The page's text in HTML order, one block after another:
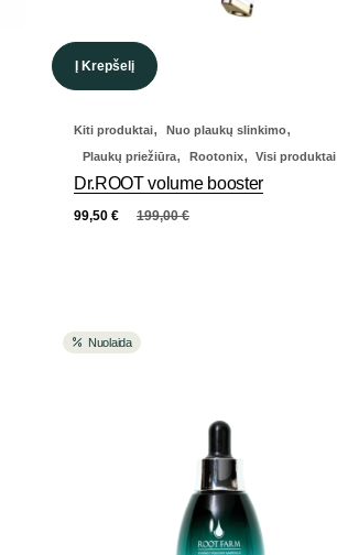
Į Krepšelį
Kiti produktai, Nuo plaukų slinkimo,
Plaukų priežiūra, Rootonix, Visi produktai
Dr.ROOT volume booster
199,00€
99,50 €
Nuolaida